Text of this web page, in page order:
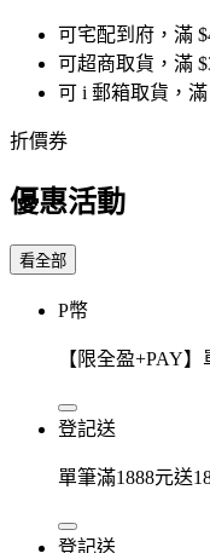
可宅配到府，滿
可超商取貨，滿
可 i 郵箱取貨，滿
折價券
優惠活動
看全部
P幣
【限全盈+PAY
登記送
單筆滿1888元送
登記送